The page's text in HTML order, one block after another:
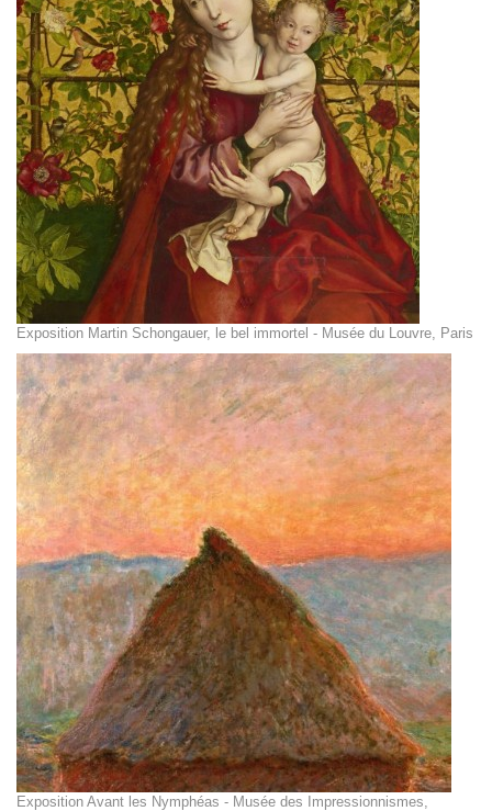
Exposition Martin Schongauer, le bel immortel - Musée du Louvre, Paris
Exposition Avant les Nymphéas - Musée des Impressionnismes,